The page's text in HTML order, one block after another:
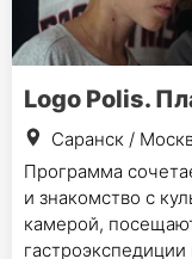
Logo Polis.
Саранск /
Программа
и знакомство с
камерой,